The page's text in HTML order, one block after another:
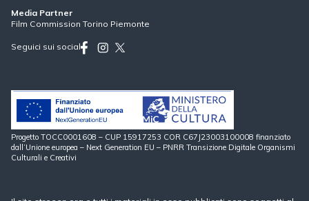
Media Partner
Film Commission Torino Piemonte
Seguici sui social
Progetto TOCC0001608 – CUP 15917253 COR C67J23003100008 finanziato
dall’Unione europea – Next Generation EU – PNRR Transizione Digitale Organismi
Culturali e Creativi